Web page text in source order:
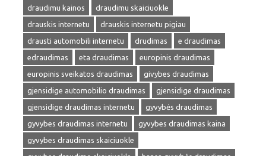
draudimu kainos
draudimu skaiciuokle
drauskis internetu
drauskis internetu pigiau
drausti automobili internetu
drudimas
e draudimas
edraudimas
eta draudimas
europinis draudimas
europinis sveikatos draudimas
givybes draudimas
gjensidige automobilio draudimas
gjensidige draudimas
gjensidige draudimas internetu
gyvybės draudimas
gyvybes draudimas internetu
gyvybes draudimas kaina
gyvybes draudimas skaiciuokle